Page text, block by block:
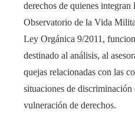
derechos de quienes
Observatorio de la Vida
Ley Orgánica 9/2011,
destinado al análisis, al
quejas relacionadas con las
situaciones de
vulneración de derechos.